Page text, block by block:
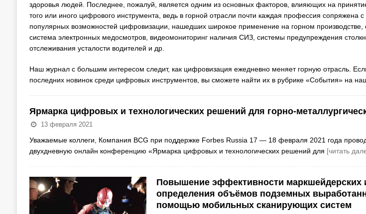
здоровья людей. Последнее, пожалуй, является одним из основных факторов, влияющих на
того или иного цифрового инструмента, ведь в горной отрасли почти каждая профессия
популярных возможностей цифровизации, нашедших широкое применение на горном производстве,
система электронных медосмотров, видеомониторинг наличия СИЗ, системы предупреждения
отслеживания усталости водителей и др.
Наш журнал с большим интересом следит, как цифровизация ежедневно меняет горную отрасль.
последних новинок среди цифровых инструментов, вы сможете найти их в рубрике «События» на
Ярмарка цифровых и технологических решений для горно-
13 февраля 2021
Уважаемые коллеги, Компания BCG при поддержке Forbes Russia 17 — 18 февраля 2021 года
двухдневную онлайн конференцию «Ярмарка цифровых и технологических решений для [читать
Повышение эффективности маркшейдерских
определения объёмов подземных
помощью мобильных сканирующих систем